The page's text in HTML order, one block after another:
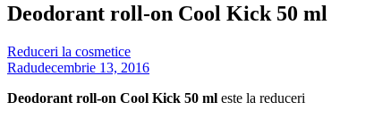
Deodorant roll-on Cool Kick 50 ml
Reduceri la cosmetice
Radudecembrie 13, 2016
Deodorant roll-on Cool Kick 50 ml este la reduceri